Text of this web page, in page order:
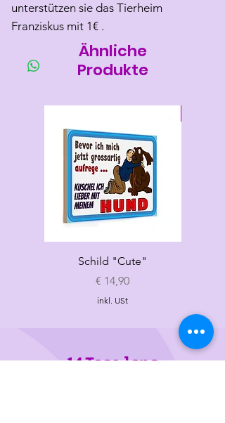
unterstützen sie das Tierheim
Franziskus mit 1€ .
Ähnliche
Produkte
Schild "Cute"
Preis
€ 14,90
inkl. USt
14 Tage lang